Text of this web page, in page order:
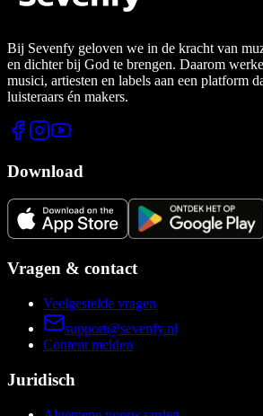
Bij Sevenfy geloven we in de kracht van
en dichter bij God te brengen. Daarom
musici, artiesten en labels aan een platform
luisteraars én makers.
Download
Vragen & contact
Veelgestelde vragen
support@sevenfy.nl
Content melden
Juridisch